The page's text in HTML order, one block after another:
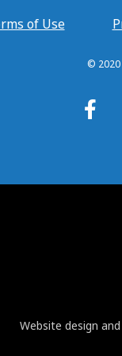
of Use
© 2020
Website design